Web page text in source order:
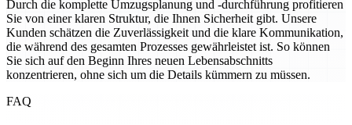
Durch die komplette Umzugsplanung und -durchführung profitieren
Sie von einer klaren Struktur, die Ihnen Sicherheit gibt. Unsere
Kunden schätzen die Zuverlässigkeit und die klare Kommunikation,
die während des gesamten Prozesses gewährleistet ist. So können
Sie sich auf den Beginn Ihres neuen Lebensabschnitts
konzentrieren, ohne sich um die Details kümmern zu müssen.
FAQ